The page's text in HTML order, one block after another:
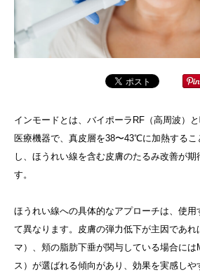
インモードとは、バイポーラRF（高周波）
医療機器で、真皮層を38〜43℃に加熱するこ
し、ほうれい線を含む皮膚のたるみ改善が
す。
ほうれい線への具体的なアプローチは、使用
て異なります。皮膚の弾力低下が主因であれ
マ）、頬の脂肪下垂が関与している場合に
ス）が選ばれる傾向があり、効果を実感しや